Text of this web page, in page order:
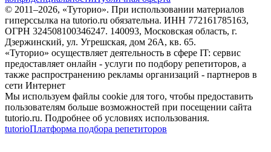
© 2011–2026, «Туторио». При использовании материалов
гиперссылка на tutorio.ru обязательна. ИНН 772161785163,
ОГРН 324508100346247. 140093, Московская область, г.
Дзержинский, ул. Угрешская, дом 26А, кв. 65.
«Туторио» осуществляет деятельность в сфере IT: сервис
предоставляет онлайн - услуги по подбору репетиторов, а
также распространению рекламы организаций - партнеров в
сети Интернет
Мы используем файлы cookie для того, чтобы предоставить
пользователям больше возможностей при посещении сайта
tutorio.ru. Подробнее об условиях использования.
tutorioПлатформа подбора репетиторов